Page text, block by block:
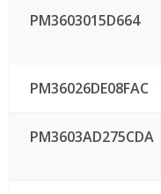
PM3603015D664
PM36026DE08FAC
PM3603AD275CDA